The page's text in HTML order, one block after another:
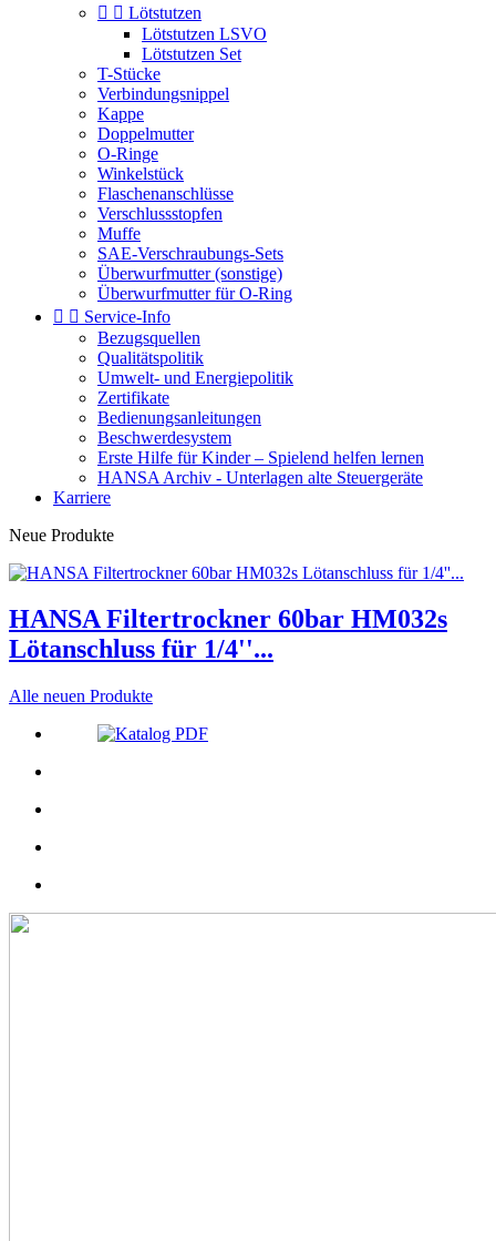
  Lötstutzen
Lötstutzen LSVO
Lötstutzen Set
T-Stücke
Verbindungsnippel
Kappe
Doppelmutter
O-Ringe
Winkelstück
Flaschenanschlüsse
Verschlussstopfen
Muffe
SAE-Verschraubungs-Sets
Überwurfmutter (sonstige)
Überwurfmutter für O-Ring
  Service-Info
Bezugsquellen
Qualitätspolitik
Umwelt- und Energiepolitik
Zertifikate
Bedienungsanleitungen
Beschwerdesystem
Erste Hilfe für Kinder – Spielend helfen lernen
HANSA Archiv - Unterlagen alte Steuergeräte
Karriere
Neue Produkte
HANSA Filtertrockner 60bar HM032s
Lötanschluss für 1/4''...
Alle neuen Produkte